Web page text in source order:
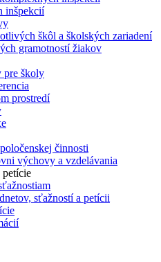
inšpekcií
škôl a školských zariadení
gramotností žiakov
pre školy
prostredí
činnosti
výchovy a vzdelávania
petície
sťažností a petícii